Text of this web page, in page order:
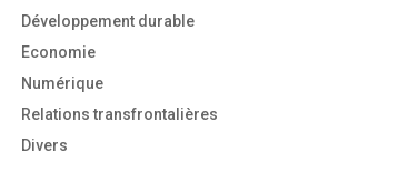
Développement durable
Economie
Numérique
Relations transfrontalières
Divers